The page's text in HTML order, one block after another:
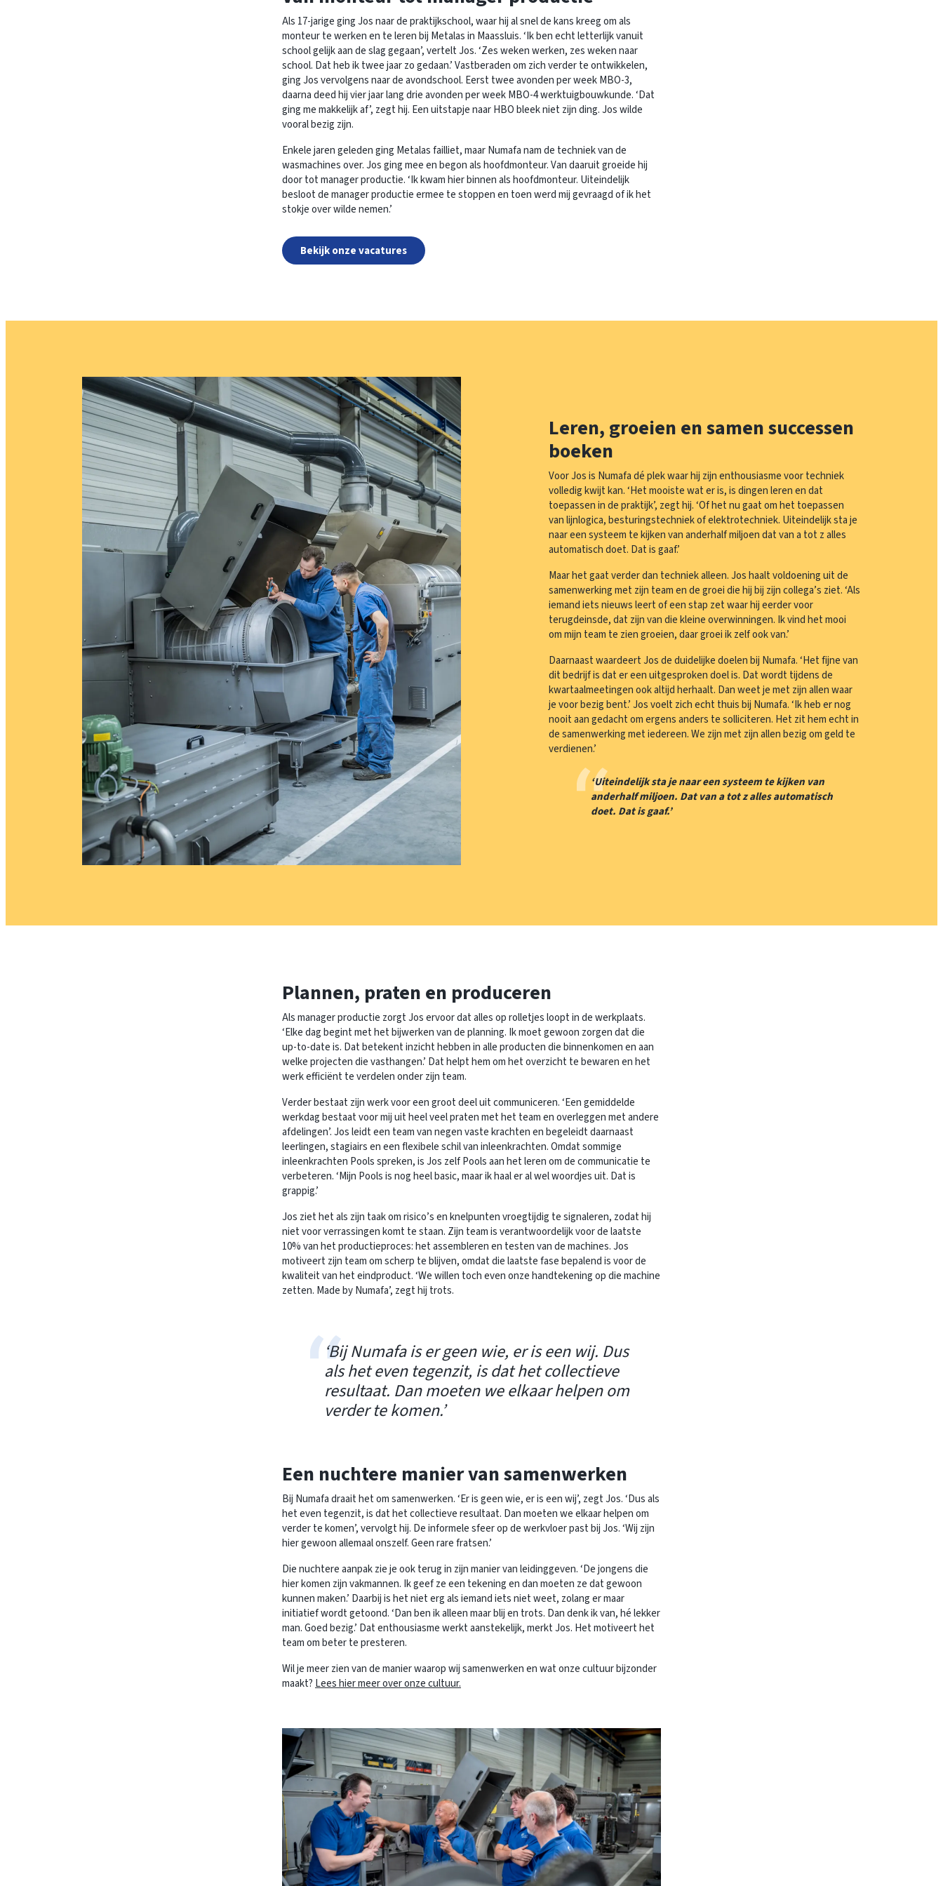
Als 17-jarige ging Jos naar de praktijkschool, waar hij al snel de kans kreeg om als
monteur te werken en te leren bij Metalas in Maassluis. ‘Ik ben echt letterlijk vanuit
school gelijk aan de slag gegaan’, vertelt Jos. ‘Zes weken werken, zes weken naar
school. Dat heb ik twee jaar zo gedaan.’ Vastberaden om zich verder te ontwikkelen,
ging Jos vervolgens naar de avondschool. Eerst twee avonden per week MBO-3,
daarna deed hij vier jaar lang drie avonden per week MBO-4 werktuigbouwkunde. ‘Dat
ging me makkelijk af’, zegt hij. Een uitstapje naar HBO bleek niet zijn ding. Jos wilde
vooral bezig zijn.
Enkele jaren geleden ging Metalas failliet, maar Numafa nam de techniek van de
wasmachines over. Jos ging mee en begon als hoofdmonteur. Van daaruit groeide hij
door tot manager productie. ‘Ik kwam hier binnen als hoofdmonteur. Uiteindelijk
besloot de manager productie ermee te stoppen en toen werd mij gevraagd of ik het
stokje over wilde nemen.’
Bekijk onze vacatures
Leren, groeien en samen successen
boeken
Voor Jos is Numafa dé plek waar hij zijn enthousiasme voor techniek
volledig kwijt kan. ‘Het mooiste wat er is, is dingen leren en dat
toepassen in de praktijk’, zegt hij. ‘Of het nu gaat om het toepassen
van lijnlogica, besturingstechniek of elektrotechniek. Uiteindelijk sta je
naar een systeem te kijken van anderhalf miljoen dat van a tot z alles
automatisch doet. Dat is gaaf.’
Maar het gaat verder dan techniek alleen. Jos haalt voldoening uit de
samenwerking met zijn team en de groei die hij bij zijn collega’s ziet. ‘Als
iemand iets nieuws leert of een stap zet waar hij eerder voor
terugdeinsde, dat zijn van die kleine overwinningen. Ik vind het mooi
om mijn team te zien groeien, daar groei ik zelf ook van.’
Daarnaast waardeert Jos de duidelijke doelen bij Numafa. ‘Het fijne van
dit bedrijf is dat er een uitgesproken doel is. Dat wordt tijdens de
kwartaalmeetingen ook altijd herhaalt. Dan weet je met zijn allen waar
je voor bezig bent.’ Jos voelt zich echt thuis bij Numafa. ‘Ik heb er nog
nooit aan gedacht om ergens anders te solliciteren. Het zit hem echt in
de samenwerking met iedereen. We zijn met zijn allen bezig om geld te
verdienen.’
‘Uiteindelijk sta je naar een systeem te kijken van
anderhalf miljoen. Dat van a tot z alles automatisch
doet. Dat is gaaf.’
Plannen, praten en produceren
Als manager productie zorgt Jos ervoor dat alles op rolletjes loopt in de werkplaats.
‘Elke dag begint met het bijwerken van de planning. Ik moet gewoon zorgen dat die
up-to-date is. Dat betekent inzicht hebben in alle producten die binnenkomen en aan
welke projecten die vasthangen.’ Dat helpt hem om het overzicht te bewaren en het
werk efficiënt te verdelen onder zijn team.
Verder bestaat zijn werk voor een groot deel uit communiceren. ‘Een gemiddelde
werkdag bestaat voor mij uit heel veel praten met het team en overleggen met andere
afdelingen’. Jos leidt een team van negen vaste krachten en begeleidt daarnaast
leerlingen, stagiairs en een flexibele schil van inleenkrachten. Omdat sommige
inleenkrachten Pools spreken, is Jos zelf Pools aan het leren om de communicatie te
verbeteren. ‘Mijn Pools is nog heel basic, maar ik haal er al wel woordjes uit. Dat is
grappig.’
Jos ziet het als zijn taak om risico’s en knelpunten vroegtijdig te signaleren, zodat hij
niet voor verrassingen komt te staan. Zijn team is verantwoordelijk voor de laatste
10% van het productieproces: het assembleren en testen van de machines. Jos
motiveert zijn team om scherp te blijven, omdat die laatste fase bepalend is voor de
kwaliteit van het eindproduct. ‘We willen toch even onze handtekening op die machine
zetten. Made by Numafa’, zegt hij trots.
‘Bij Numafa is er geen wie, er is een wij. Dus
als het even tegenzit, is dat het collectieve
resultaat. Dan moeten we elkaar helpen om
verder te komen.’
Een nuchtere manier van samenwerken
Bij Numafa draait het om samenwerken. ‘Er is geen wie, er is een wij’, zegt Jos. ‘Dus als
het even tegenzit, is dat het collectieve resultaat. Dan moeten we elkaar helpen om
verder te komen’, vervolgt hij. De informele sfeer op de werkvloer past bij Jos. ‘Wij zijn
hier gewoon allemaal onszelf. Geen rare fratsen.’
Die nuchtere aanpak zie je ook terug in zijn manier van leidinggeven. ‘De jongens die
hier komen zijn vakmannen. Ik geef ze een tekening en dan moeten ze dat gewoon
kunnen maken.’ Daarbij is het niet erg als iemand iets niet weet, zolang er maar
initiatief wordt getoond. ‘Dan ben ik alleen maar blij en trots. Dan denk ik van, hé lekker
man. Goed bezig.’ Dat enthousiasme werkt aanstekelijk, merkt Jos. Het motiveert het
team om beter te presteren.
Wil je meer zien van de manier waarop wij samenwerken en wat onze cultuur bijzonder
maakt? Lees hier meer over onze cultuur.